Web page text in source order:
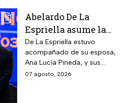
Abelardo De La
Espriella asume la
presidencia de
Colombia; así fue su
atípica investidura en
Cali
De La Espriella estuvo
acompañado de su esposa,
Ana Lucía Pineda, y sus
cuatro hijos, además de los
07 agosto, 2026